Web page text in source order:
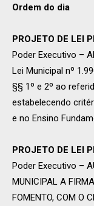
Ordem do dia
PROJETO DE LEI
Poder Executivo –
Lei Municipal nº
§§ 1º e 2º ao
estabelecendo
e no Ensino
PROJETO DE LEI
Poder Executivo –
MUNICIPAL A
FOMENTO, COM O